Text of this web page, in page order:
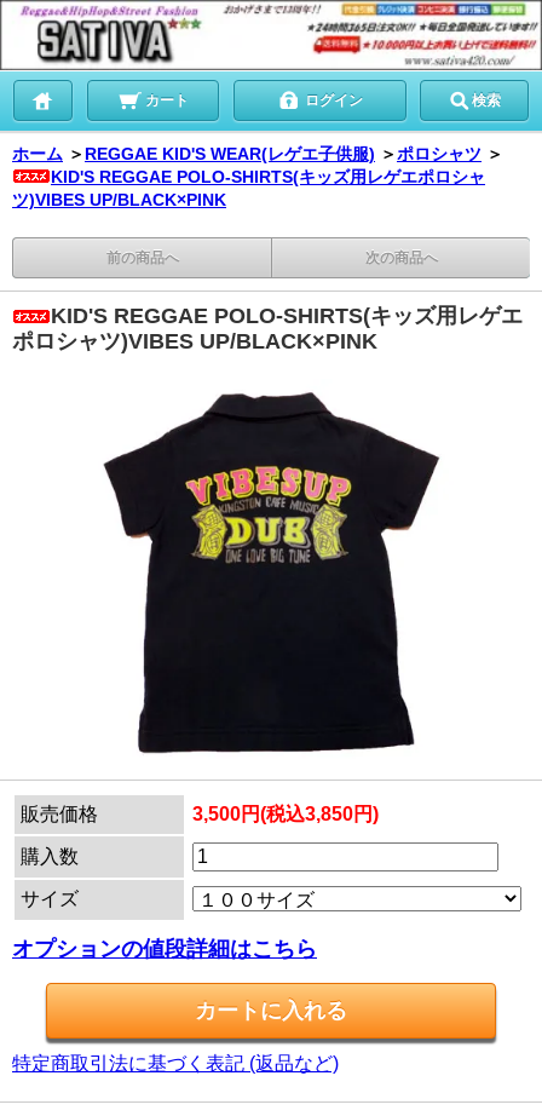
カート ログイン 検索
ホーム ＞ REGGAE KID'S WEAR(レゲエ子供服) ＞ポロシャツ ＞
KID'S REGGAE POLO-SHIRTS(キッズ用レゲエポロシャ
ツ)VIBES UP/BLACK×PINK
前の商品へ 次の商品へ
KID'S REGGAE POLO-SHIRTS(キッズ用レゲエ
ポロシャツ)VIBES UP/BLACK×PINK
販売価格 3,500円(税込3,850円)
購入数
サイズ
オプションの値段詳細はこちら
特定商取引法に基づく表記 (返品など)